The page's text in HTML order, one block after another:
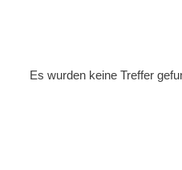
Es wurden keine Treffer